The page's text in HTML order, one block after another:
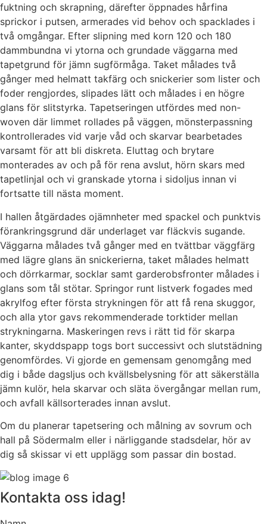
fuktning och skrapning, därefter öppnades hårfina
sprickor i putsen, armerades vid behov och spacklades i
två omgångar. Efter slipning med korn 120 och 180
dammbundna vi ytorna och grundade väggarna med
tapetgrund för jämn sugförmåga. Taket målades två
gånger med helmatt takfärg och snickerier som lister och
foder rengjordes, slipades lätt och målades i en högre
glans för slitstyrka. Tapetseringen utfördes med non-
woven där limmet rollades på väggen, mönsterpassning
kontrollerades vid varje våd och skarvar bearbetades
varsamt för att bli diskreta. Eluttag och brytare
monterades av och på för rena avslut, hörn skars med
tapetlinjal och vi granskade ytorna i sidoljus innan vi
fortsatte till nästa moment.
I hallen åtgärdades ojämnheter med spackel och punktvis
förankringsgrund där underlaget var fläckvis sugande.
Väggarna målades två gånger med en tvättbar väggfärg
med lägre glans än snickerierna, taket målades helmatt
och dörrkarmar, socklar samt garderobsfronter målades i
glans som tål stötar. Springor runt listverk fogades med
akrylfog efter första strykningen för att få rena skuggor,
och alla ytor gavs rekommenderade torktider mellan
strykningarna. Maskeringen revs i rätt tid för skarpa
kanter, skyddspapp togs bort successivt och slutstädning
genomfördes. Vi gjorde en gemensam genomgång med
dig i både dagsljus och kvällsbelysning för att säkerställa
jämn kulör, hela skarvar och släta övergångar mellan rum,
och avfall källsorterades innan avslut.
Om du planerar tapetsering och målning av sovrum och
hall på Södermalm eller i närliggande stadsdelar, hör av
dig så skissar vi ett upplägg som passar din bostad.
Kontakta oss idag!